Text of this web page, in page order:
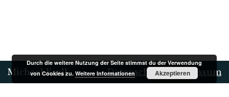
Michael Krell Impressum
|
Datenschutz
Durch die weitere Nutzung der Seite stimmst du der Verwendung
von Cookies zu.Weitere Informationen Akzeptieren